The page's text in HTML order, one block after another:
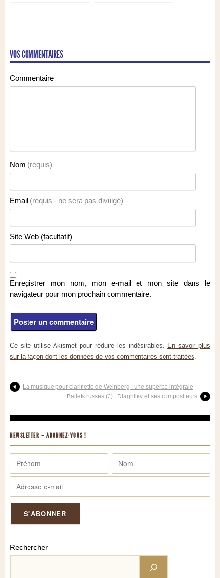
VOS COMMENTAIRES
Commentaire
Nom (requis)
Email (requis - ne sera pas divulgé)
Site Web (facultatif)
Enregistrer mon nom, mon e-mail et mon site dans le
navigateur pour mon prochain commentaire.
Ce site utilise Akismet pour réduire les indésirables. En savoir plus
sur la façon dont les données de vos commentaires sont traitées
La musique pour clarinette de Weinberg : une superbe intégrale
Ballets russes (3) : Diaghilev et ses compositeurs
NEWSLETTER – ABONNEZ-VOUS !
Rechercher